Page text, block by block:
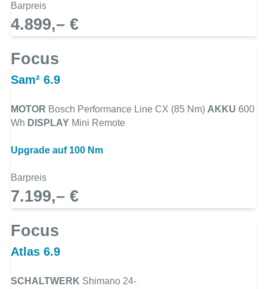
Barpreis
4.899,– €
Focus
Sam² 6.9
MOTOR Bosch Performance Line CX (85 Nm) AKKU 600
Wh DISPLAY Mini Remote
Upgrade auf 100 Nm
Barpreis
7.199,– €
Focus
Atlas 6.9
SCHALTWERK Shimano 24-